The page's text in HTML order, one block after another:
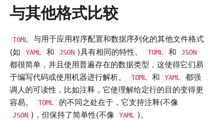
与其他格式比较
TOML
与用于应用程序配置和数据序列化的其他文件格式
(如
YAML 和 JSON )具有相同的特性。 TOML 和 JSON
都很简单，并且使用普遍存在的数据类型，这使得它们易
于编写代码或使用机器进行解析。
TOML 和 YAML
都强
调人的可读性，比如注释，它使理解给定行的目的变得更
容易。
TOML 的不同之处在于，它支持注释(不像
JSON )，但保持了简单性(不像 YAML )。